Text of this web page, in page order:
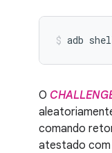
adb
O
comando
atestado